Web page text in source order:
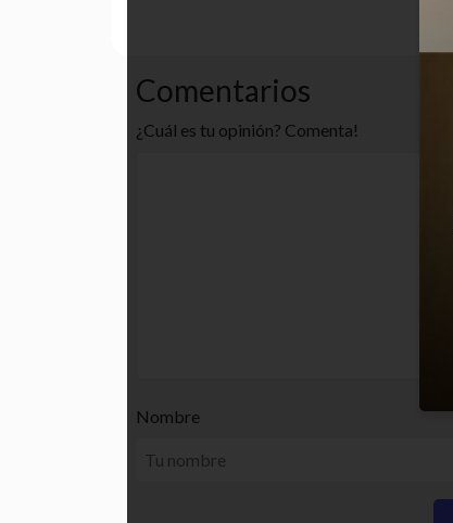
Comentarios
¿Cuál es tu opinión? Comenta!
Nombre